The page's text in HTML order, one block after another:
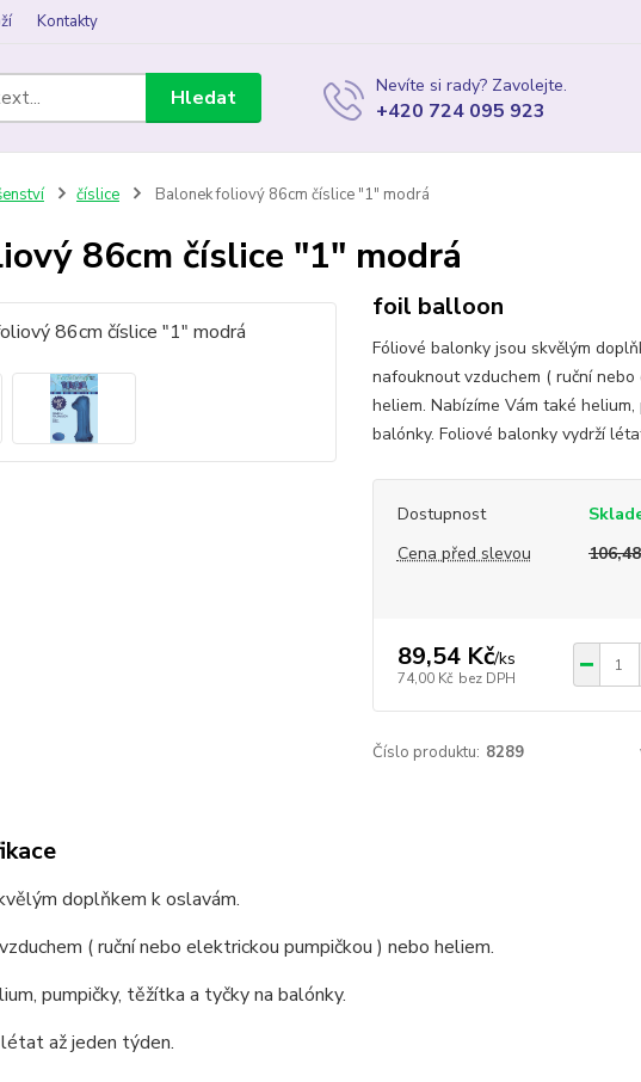
Kontakty
Hledat Nevíte si rady? Zavolejte.
+420 724 095 923
číslice Balonek foliový 86cm číslice "1" modrá
86cm číslice "1" modrá
foil balloon
Fóliové balonky jsou skvělým
nafouknout vzduchem ( ruční
heliem. Nabízíme Vám také
balónky. Foliové balonky vydrží
Dostupnost
Cena před slevou
89,54 Kč/ks
74,00 Kč bez DPH
Číslo produktu: 8289
doplňkem k oslavám.
( ruční nebo elektrickou pumpičkou ) nebo heliem.
pumpičky, těžítka a tyčky na balónky.
až jeden týden.